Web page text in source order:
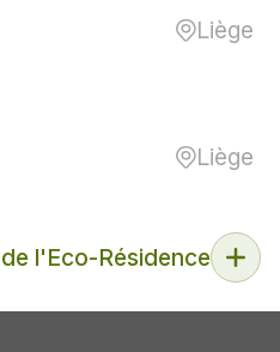
Liège
Liège
l'Eco-Résidence